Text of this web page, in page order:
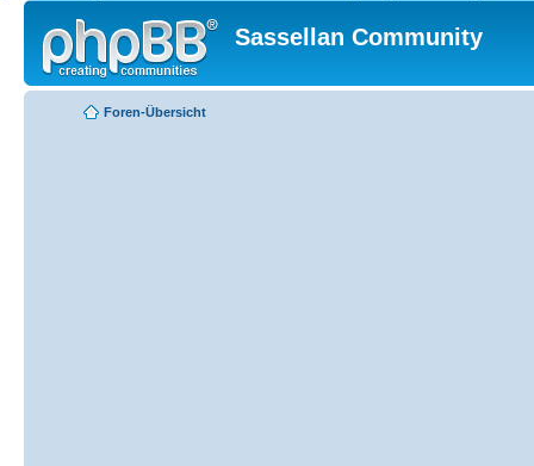
Sassellan Community
Foren-Übersicht